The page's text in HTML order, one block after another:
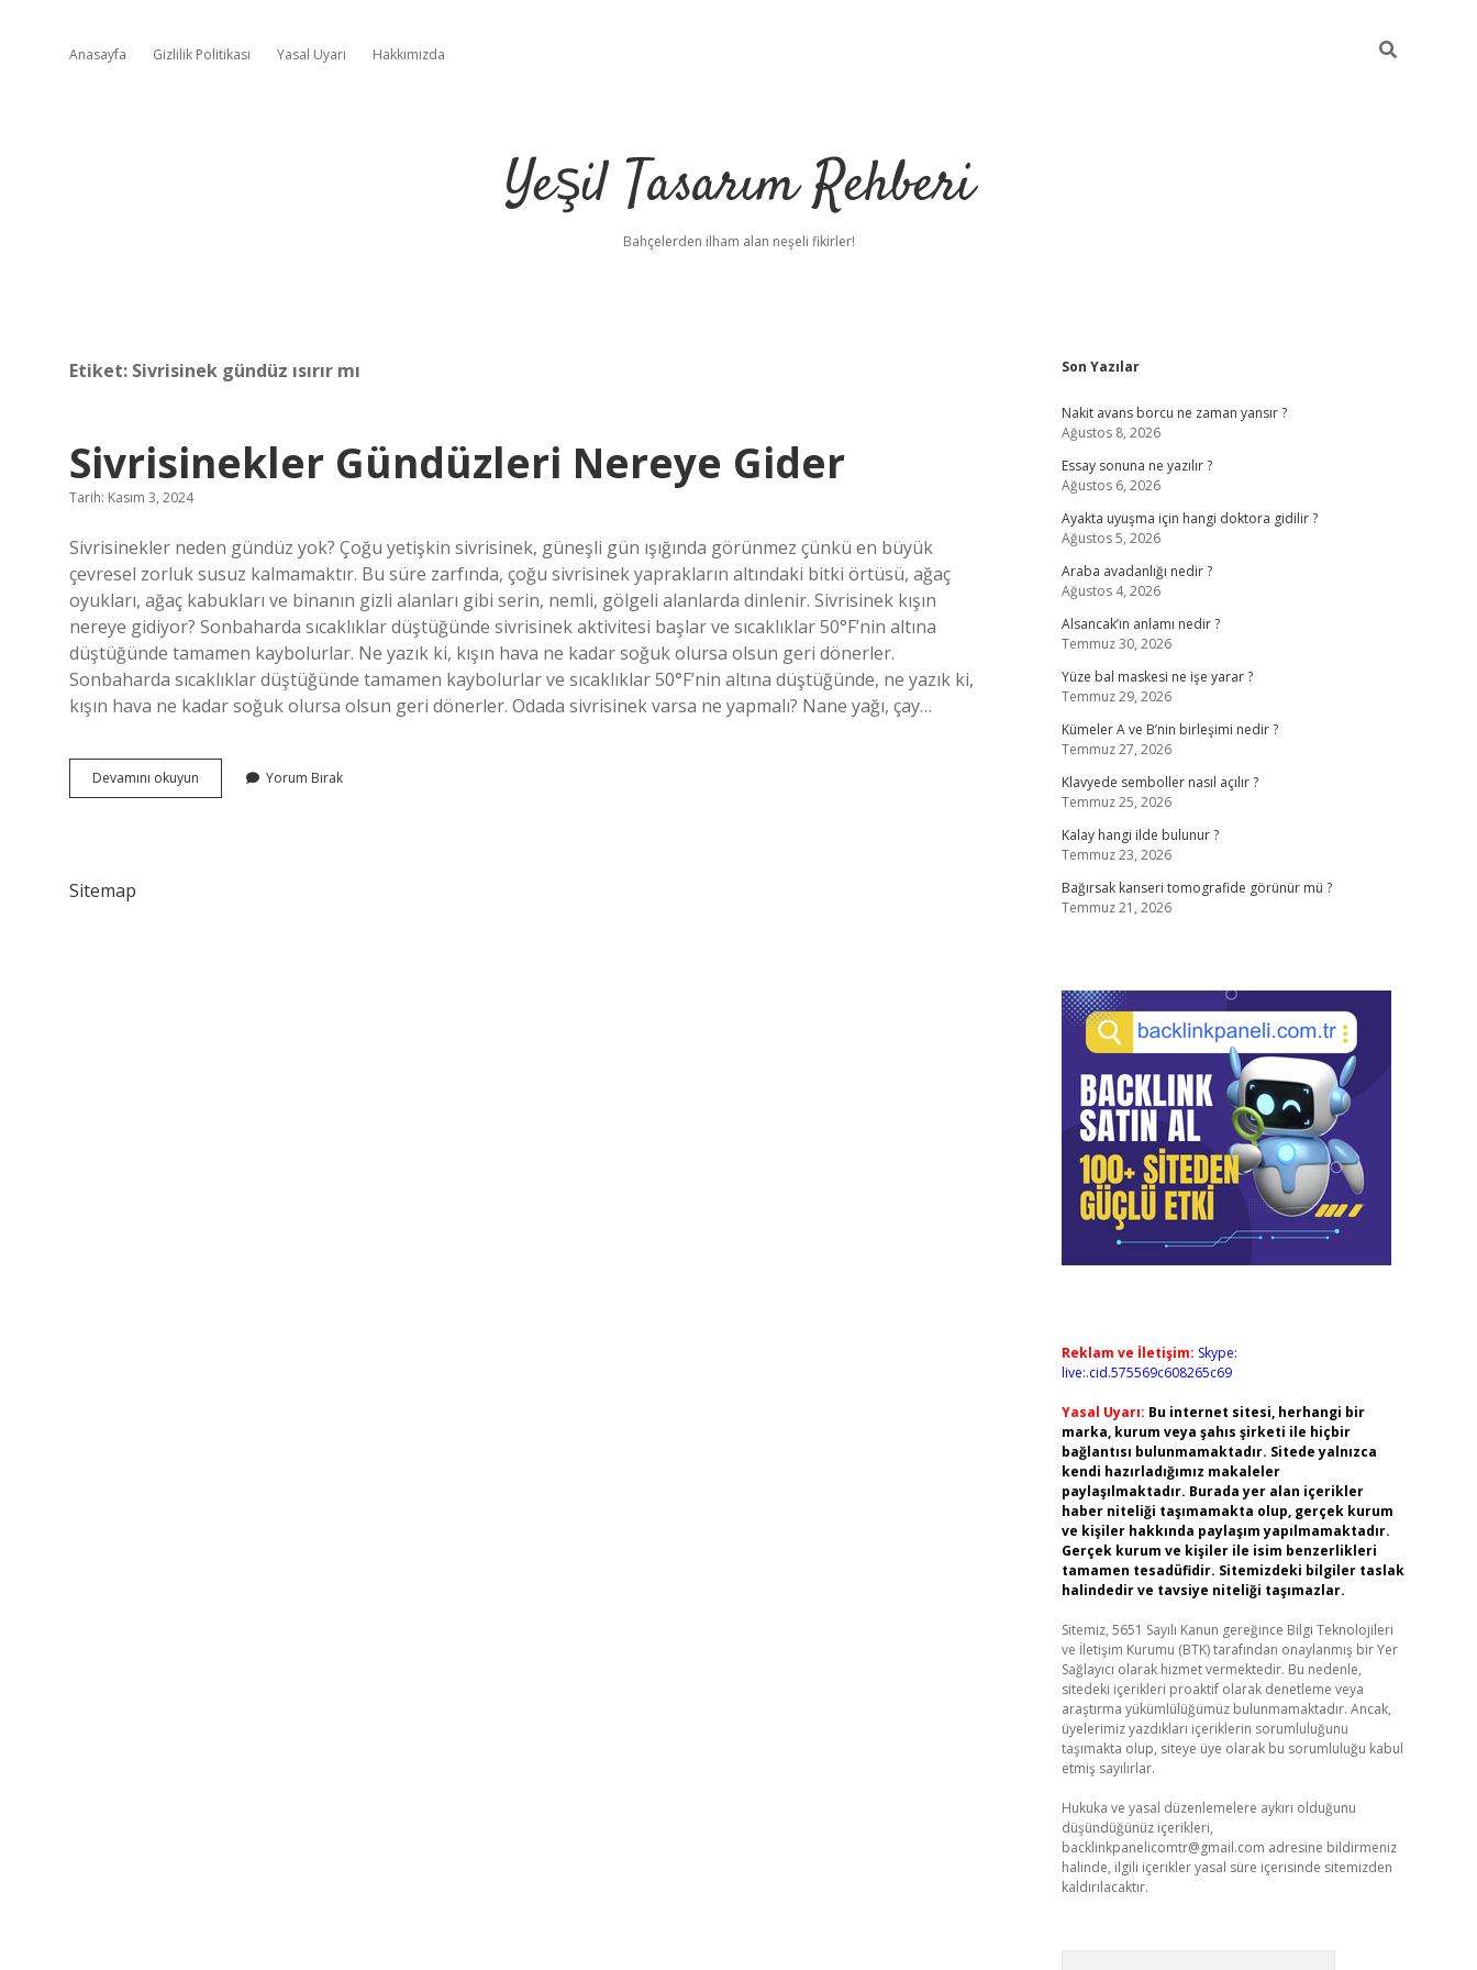
Anasayfa Gizlilik Politikası Yasal Uyarı Hakkımızda
Yeşil Tasarım Rehberi
Bahçelerden ilham alan neşeli fikirler!
Etiket: Sivrisinek gündüz ısırır mı
Sivrisinekler Gündüzleri Nereye Gider
Tarih: Kasım 3, 2024
Sivrisinekler neden gündüz yok? Çoğu yetişkin sivrisinek, güneşli gün ışığında görünmez çünkü en büyük
çevresel zorluk susuz kalmamaktır. Bu süre zarfında, çoğu sivrisinek yaprakların altındaki bitki örtüsü, ağaç
oyukları, ağaç kabukları ve binanın gizli alanları gibi serin, nemli, gölgeli alanlarda dinlenir. Sivrisinek kışın
nereye gidiyor? Sonbaharda sıcaklıklar düştüğünde sivrisinek aktivitesi başlar ve sıcaklıklar 50°F’nin altına
düştüğünde tamamen kaybolurlar. Ne yazık ki, kışın hava ne kadar soğuk olursa olsun geri dönerler.
Sonbaharda sıcaklıklar düştüğünde tamamen kaybolurlar ve sıcaklıklar 50°F’nin altına düştüğünde, ne yazık ki,
kışın hava ne kadar soğuk olursa olsun geri dönerler. Odada sivrisinek varsa ne yapmalı? Nane yağı, çay…
Devamını okuyun Sivrisinekler
Gündüzleri
Yorum Bırak
Sitemap
Sidebar
Son Yazılar
Nakit avans borcu ne zaman yansır ?
Ağustos 8, 2026
Essay sonuna ne yazılır ?
Ağustos 6, 2026
Ayakta uyuşma için hangi doktora gidilir ?
Ağustos 5, 2026
Araba avadanlığı nedir ?
Ağustos 4, 2026
Alsancak’ın anlamı nedir ?
Temmuz 30, 2026
Yüze bal maskesi ne işe yarar ?
Temmuz 29, 2026
Kümeler A ve B’nin birleşimi nedir ?
Temmuz 27, 2026
Klavyede semboller nasıl açılır ?
Temmuz 25, 2026
Kalay hangi ilde bulunur ?
Temmuz 23, 2026
Bağırsak kanseri tomografide görünür mü ?
Temmuz 21, 2026
Reklam ve İletişim: Skype:
live:.cid.575569c608265c69
Yasal Uyarı: Bu internet sitesi, herhangi bir
marka, kurum veya şahıs şirketi ile hiçbir
bağlantısı bulunmamaktadır. Sitede yalnızca
kendi hazırladığımız makaleler
paylaşılmaktadır. Burada yer alan içerikler
haber niteliği taşımamakta olup, gerçek kurum
ve kişiler hakkında paylaşım yapılmamaktadır.
Gerçek kurum ve kişiler ile isim benzerlikleri
tamamen tesadüfidir. Sitemizdeki bilgiler taslak
halindedir ve tavsiye niteliği taşımazlar.
Sitemiz, 5651 Sayılı Kanun gereğince Bilgi Teknolojileri
ve İletişim Kurumu (BTK) tarafından onaylanmış bir Yer
Sağlayıcı olarak hizmet vermektedir. Bu nedenle,
sitedeki içerikleri proaktif olarak denetleme veya
araştırma yükümlülüğümüz bulunmamaktadır. Ancak,
üyelerimiz yazdıkları içeriklerin sorumluluğunu
taşımakta olup, siteye üye olarak bu sorumluluğu kabul
etmiş sayılırlar.
Hukuka ve yasal düzenlemelere aykırı olduğunu
düşündüğünüz içerikleri,
backlinkpanelicomtr@gmail.com adresine bildirmeniz
halinde, ilgili içerikler yasal süre içerisinde sitemizden
kaldırılacaktır.